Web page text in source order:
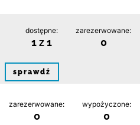
dostępne:
1 z 1
zarezerwowane:
0
sprawdź
zarezerwowane:
0
wypożyczone:
0